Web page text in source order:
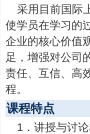
采用目前国际
使学员在学习的
企业的核心价值
足，增强对公司
责任、互信、高
程。
课程特点
1．讲授与讨